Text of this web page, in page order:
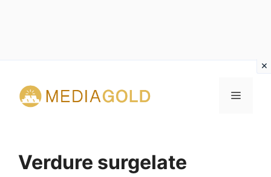
contenuto
MENU
Verdure surgelate